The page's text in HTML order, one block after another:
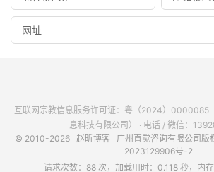
互联网宗教信息服务许可证：粤（2024）0000085
息科技有限公司） · 电话 / 微信：
© 2010-2026 赵昕博客 广州直觉咨询有限公司版
2023129906号-2
请求次数：88 次，加载用时：0.118 秒，内